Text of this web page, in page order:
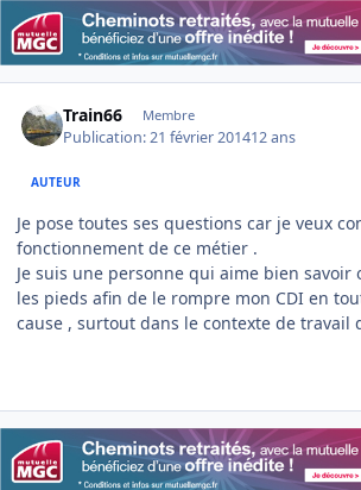
Train66 Membre
Publication:21 février 201412 ans
AUTEUR
Je pose toutes ses questions car je veux
fonctionnement de ce métier .
Je suis une personne qui aime bien savoir
les pieds afin de le rompre mon CDI en
cause , surtout dans le contexte de travail